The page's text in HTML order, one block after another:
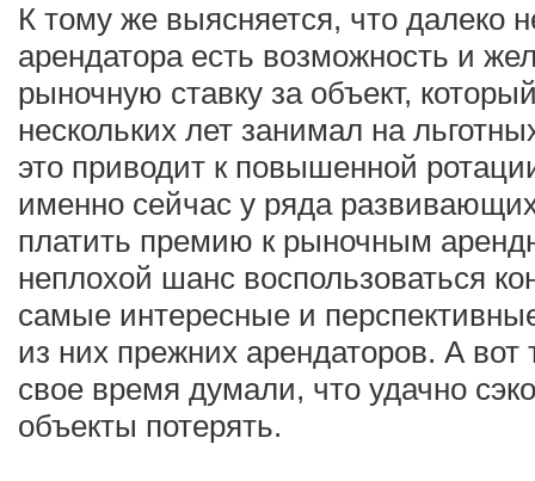
К тому же выясняется, что далеко
арендатора есть возможность и
рыночную ставку за объект,
нескольких лет занимал на
это приводит к повышенной
именно сейчас у ряда
платить премию к рыночным
неплохой шанс воспользоваться
самые интересные и
из них прежних арендаторов. А вот
свое время думали, что удачно
объекты потерять.